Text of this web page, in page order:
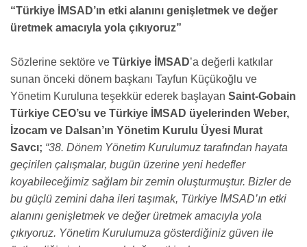
“Türkiye İMSAD’ın etki alanını genişletmek ve değer
üretmek amacıyla yola çıkıyoruz”
Sözlerine sektöre ve Türkiye İMSAD’a değerli katkılar
sunan önceki dönem başkanı Tayfun Küçükoğlu ve
Yönetim Kuruluna teşekkür ederek başlayan Saint-Gobain
Türkiye CEO’su ve Türkiye İMSAD üyelerinden Weber,
İzocam ve Dalsan’ın Yönetim Kurulu Üyesi Murat
Savcı; “38. Dönem Yönetim Kurulumuz tarafından hayata
geçirilen çalışmalar, bugün üzerine yeni hedefler
koyabileceğimiz sağlam bir zemin oluşturmuştur. Bizler de
bu güçlü zemini daha ileri taşımak, Türkiye İMSAD’ın etki
alanını genişletmek ve değer üretmek amacıyla yola
çıkıyoruz. Yönetim Kurulumuza gösterdiğiniz güven ile